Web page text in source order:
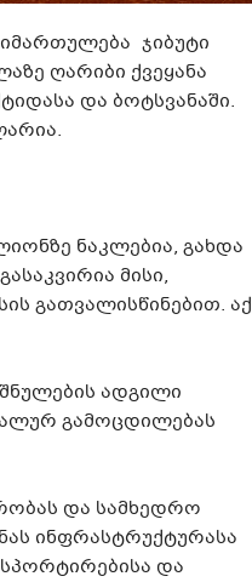
ჯიბუტი
ღარიბი ქვეყანა
და ბოტსვანაში.
ნაკლებია, გახდა
მისი,
გათვალისწინებით. აქ
ადგილი
გამოცდილებას
და სამხედრო
ინფრასტრუქტურასა
და